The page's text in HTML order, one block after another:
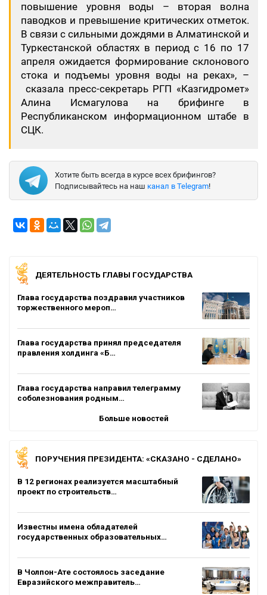
повышение уровня воды – вторая волна
паводков и превышение критических отметок.
В связи с сильными дождями в Алматинской и
Туркестанской областях в период с 16 по 17
апреля ожидается формирование склонового
стока и подъемы уровня воды на реках», –
сказала пресс-секретарь РГП «Казгидромет»
Алина Исмагулова на брифинге в
Республиканском информационном штабе в
СЦК.
Хотите быть всегда в курсе всех брифингов?
Подписывайтесь на наш канал в Telegram!
ДЕЯТЕЛЬНОСТЬ ГЛАВЫ ГОСУДАРСТВА
Глава государства поздравил участников
торжественного мероп…
Глава государства принял председателя
правления холдинга «Б…
Глава государства направил телеграмму
соболезнования родным…
Больше новостей
ПОРУЧЕНИЯ ПРЕЗИДЕНТА: «СКАЗАНО - СДЕЛАНО»
В 12 регионах реализуется масштабный
проект по строительств…
Известны имена обладателей
государственных образовательных…
В Чолпон-Ате состоялось заседание
Евразийского межправитель…